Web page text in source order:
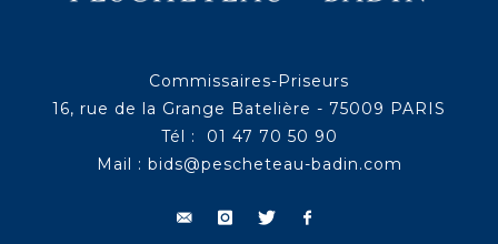
Commissaires-Priseurs
16, rue de la Grange Batelière - 75009 PARIS
Tél : 01 47 70 50 90
Mail : bids@pescheteau-badin.com